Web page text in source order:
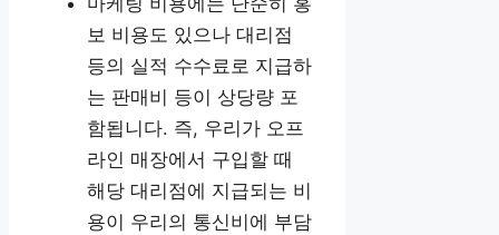
보 비용도 있으나 대리점
등의 실적 수수료로 지급하
는 판매비 등이 상당량 포
함됩니다. 즉, 우리가 오프
라인 매장에서 구입할 때
해당 대리점에 지급되는 비
용이 우리의 통신비에 부담